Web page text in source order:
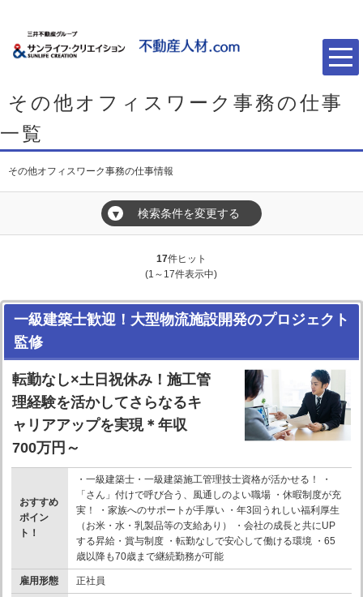
その他オフィスワーク事務の仕事
一覧
その他オフィスワーク事務の仕事情報
▼ 検索条件を変更する
17件ヒット
(1～17件表示中)
一級建築士歓迎！大型物流施設開発のプロジェクト
監修
転勤なし×土日祝休み！施工管
理経験を活かしてさらなるキ
ャリアアップを実現＊年収
700万円～
おすすめ
ポイン
ト！
・一級建築士・一級建築施工管理技士資格が活かせる！ ・
「さん」付けで呼び合う、風通しのよい職場 ・休暇制度が充
実！ ・家族へのサポートが手厚い ・年3回うれしい福利厚生
（お米・水・乳製品等の支給あり） ・会社の成長と共にUP
する昇給・賞与制度 ・転勤なしで安心して働ける環境 ・65
歳以降も70歳まで継続勤務が可能
雇用形態 正社員